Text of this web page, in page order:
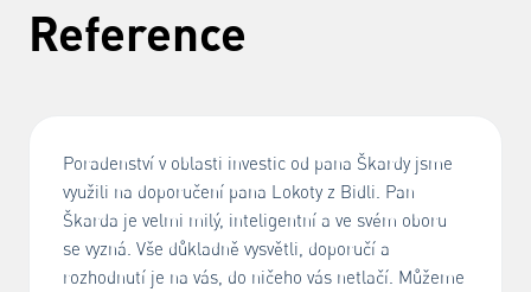
Reference
Poradenství v oblasti investic od pana Škardy jsme
využili na doporučení pana Lokoty z Bidli. Pan
Škarda je velmi milý, inteligentní a ve svém oboru
se vyzná. Vše důkladně vysvětli, doporučí a
rozhodnutí je na vás, do ničeho vás netlačí. Můžeme